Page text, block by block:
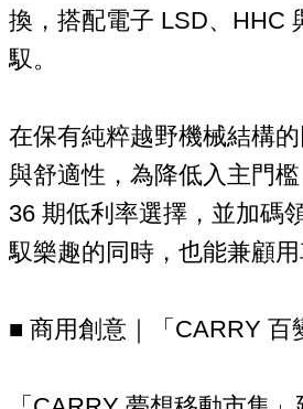
換，搭配電子 LSD、HHC
馭。
在保有純粹越野機械結構
與舒適性，為降低入主門
36 期低利率選擇，並加碼
馭樂趣的同時，也能兼顧
■ 商用創意｜「CARRY